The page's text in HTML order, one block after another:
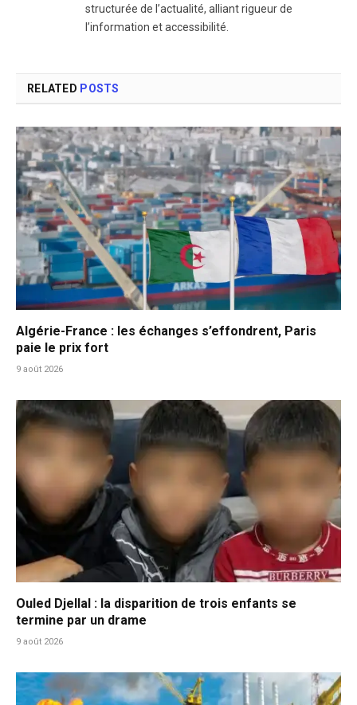
structurée de l’actualité, alliant rigueur de
l’information et accessibilité.
RELATED POSTS
Algérie-France : les échanges s’effondrent, Paris
paie le prix fort
9 août 2026
Ouled Djellal : la disparition de trois enfants se
termine par un drame
9 août 2026